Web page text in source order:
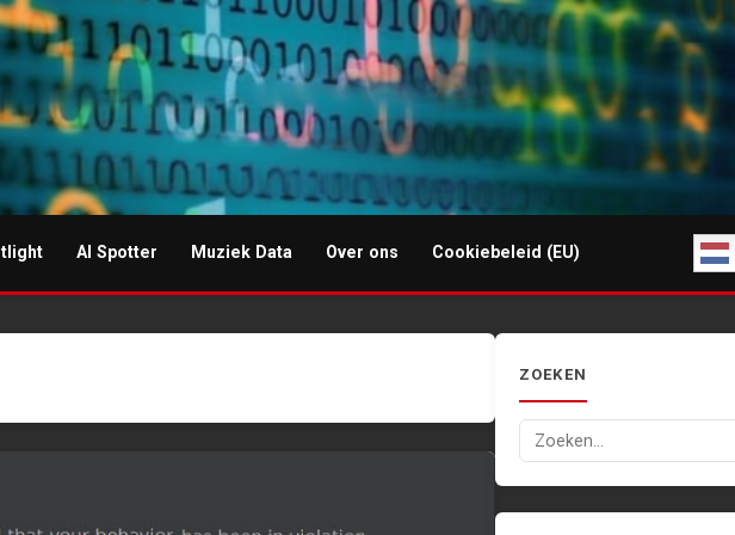
muziek
AI Spotter Muziek Data Over ons Cookiebeleid (EU)
ZOEKEN
Zoeken
naar: